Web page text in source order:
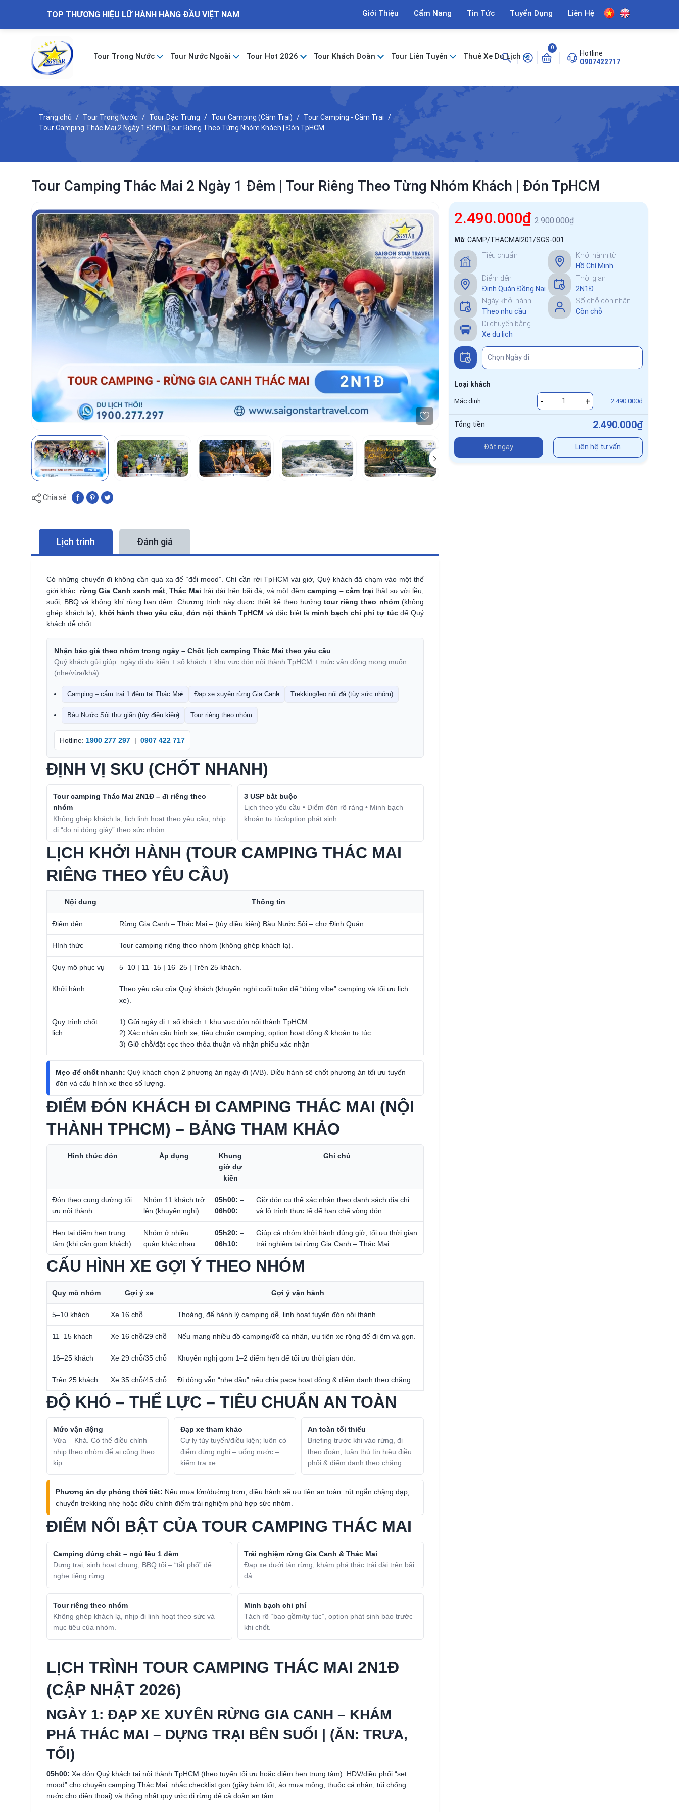
TOP THƯƠNG HIỆU LỮ HÀNH HÀNG ĐẦU VIỆT NAM Giới Thiệu Cẩm Nang Tin Tức Tuyển Dụng Liên Hệ
Tour Trong Nước Tour Nước Ngoài Tour Hot 2026 Tour Khách Đoàn Tour Liên Tuyến Thuê Xe Du Lịch
0
Hotline
0907422717
Trang chủ Tour Trong Nước Tour Đặc Trưng Tour Camping (Cắm Trại)
Tour Camping - Cắm Trại
Tour Camping Thác Mai 2 Ngày 1 Đêm | Tour Riêng Theo Từng Nhóm Khách | Đón TpHCM
Tour Camping Thác Mai 2 Ngày 1 Đêm | Tour Riêng Theo Từng Nhóm Khách | Đón TpHCM
Chia sẻ
Lịch trình Đánh giá
Có những chuyến đi không cần quá xa để “đổi mood”. Chỉ cần rời TpHCM vài giờ, Quý khách đã chạm vào một thế
giới khác: rừng Gia Canh xanh mát,Thác Mai trải dài trên bãi đá, và một đêmcamping – cắm trại thật sự với lều,
suối, BBQ và không khí rừng ban đêm. Chương trình này được thiết kế theo hướngtour riêng theo nhóm(không
ghép khách lạ), khởi hành theo yêu cầu,đón nội thành TpHCM và đặc biệt là minh bạch chi phí tự túcđể Quý
khách dễ chốt.
Nhận báo giá theo nhóm trong ngày – Chốt lịch camping Thác Mai theo yêu cầu
Quý khách gửi giúp: ngày đi dự kiến + số khách + khu vực đón nội thành TpHCM + mức vận động mong muốn
(nhẹ/vừa/khá).
Camping – cắm trại 1 đêm tại Thác Mai Đạp xe xuyên rừng Gia Canh Trekking/leo núi đá (tùy sức nhóm)
Bàu Nước Sôi thư giãn (tùy điều kiện) Tour riêng theo nhóm
Hotline: 1900 277 297 | 0907 422 717
ĐỊNH VỊ SKU (CHỐT NHANH)
Tour camping Thác Mai 2N1Đ – đi riêng theo
nhóm
Không ghép khách lạ, lịch linh hoạt theo yêu cầu, nhịp
đi “đo ni đóng giày” theo sức nhóm.
3 USP bắt buộc
Lịch theo yêu cầu • Điểm đón rõ ràng • Minh bạch
khoản tự túc/option phát sinh.
LỊCH KHỞI HÀNH (TOUR CAMPING THÁC MAI
RIÊNG THEO YÊU CẦU)
Nội dung Thông tin
Điểm đến Rừng Gia Canh – Thác Mai – (tùy điều kiện) Bàu Nước Sôi – chợ Định Quán.
Hình thức Tour camping riêng theo nhóm (không ghép khách lạ).
Quy mô phục vụ 5–10 | 11–15 | 16–25 | Trên 25 khách.
Khởi hành
Theo yêu cầu của Quý khách (khuyến nghị cuối tuần để “đúng vibe” camping và tối ưu lịch
xe).
Quy trình chốt
lịch
1) Gửi ngày đi + số khách + khu vực đón nội thành TpHCM
2) Xác nhận cấu hình xe, tiêu chuẩn camping, option hoạt động & khoản tự túc
3) Giữ chỗ/đặt cọc theo thỏa thuận và nhận phiếu xác nhận
Mẹo để chốt nhanh: Quý khách chọn 2 phương án ngày đi (A/B). Điều hành sẽ chốt phương án tối ưu tuyến
đón và cấu hình xe theo số lượng.
ĐIỂM ĐÓN KHÁCH ĐI CAMPING THÁC MAI (NỘI
THÀNH TPHCM) – BẢNG THAM KHẢO
Hình thức đón Áp dụng
Khung
giờ dự
kiến
Ghi chú
Đón theo cung đường tối
ưu nội thành
Nhóm 11 khách trở
lên (khuyến nghị)
05h00: –
06h00:
Giờ đón cụ thể xác nhận theo danh sách địa chỉ
và lộ trình thực tế để hạn chế vòng đón.
Hẹn tại điểm hẹn trung
tâm (khi cần gom khách)
Nhóm ở nhiều
quận khác nhau
05h20: –
06h10:
Giúp cả nhóm khởi hành đúng giờ, tối ưu thời gian
trải nghiệm tại rừng Gia Canh – Thác Mai.
CẤU HÌNH XE GỢI Ý THEO NHÓM
Quy mô nhóm Gợi ý xe Gợi ý vận hành
5–10 khách Xe 16 chỗ Thoáng, để hành lý camping dễ, linh hoạt tuyến đón nội thành.
11–15 khách Xe 16 chỗ/29 chỗ Nếu mang nhiều đồ camping/đồ cá nhân, ưu tiên xe rộng để đi êm và gọn.
16–25 khách Xe 29 chỗ/35 chỗ Khuyến nghị gom 1–2 điểm hẹn để tối ưu thời gian đón.
Trên 25 khách Xe 35 chỗ/45 chỗ Đi đông vẫn “nhẹ đầu” nếu chia pace hoạt động & điểm danh theo chặng.
ĐỘ KHÓ – THỂ LỰC – TIÊU CHUẨN AN TOÀN
Mức vận động
Vừa – Khá. Có thể điều chỉnh
nhịp theo nhóm để ai cũng theo
kịp.
Đạp xe tham khảo
Cự ly tùy tuyến/điều kiện; luôn có
điểm dừng nghỉ – uống nước –
kiểm tra xe.
An toàn tối thiểu
Briefing trước khi vào rừng, đi
theo đoàn, tuân thủ tín hiệu điều
phối & điểm danh theo chặng.
Phương án dự phòng thời tiết: Nếu mưa lớn/đường trơn, điều hành sẽ ưu tiên an toàn: rút ngắn chặng đạp,
chuyển trekking nhẹ hoặc điều chỉnh điểm trải nghiệm phù hợp sức nhóm.
ĐIỂM NỔI BẬT CỦA TOUR CAMPING THÁC MAI
Camping đúng chất – ngủ lều 1 đêm
Dựng trại, sinh hoạt chung, BBQ tối – “tắt phố” để
nghe tiếng rừng.
Trải nghiệm rừng Gia Canh & Thác Mai
Đạp xe dưới tán rừng, khám phá thác trải dài trên bãi
đá.
Tour riêng theo nhóm
Không ghép khách lạ, nhịp đi linh hoạt theo sức và
mục tiêu của nhóm.
Minh bạch chi phí
Tách rõ “bao gồm/tự túc”, option phát sinh báo trước
khi chốt.
LỊCH TRÌNH TOUR CAMPING THÁC MAI 2N1Đ
(CẬP NHẬT 2026)
NGÀY 1: ĐẠP XE XUYÊN RỪNG GIA CANH – KHÁM
PHÁ THÁC MAI – DỰNG TRẠI BÊN SUỐI | (ĂN: TRƯA,
TỐI)
05h00: Xe đón Quý khách tại nội thành TpHCM (theo tuyến tối ưu hoặc điểm hẹn trung tâm). HDV/điều phối “set
mood” cho chuyến camping Thác Mai: nhắc checklist gọn (giày bám tốt, áo mưa mỏng, thuốc cá nhân, túi chống
nước cho điện thoại) và thống nhất quy ước đi rừng để cả đoàn an tâm.
2.490.000₫2.900.000₫
Mã: CAMP/THACMAI201/SGS-001
Tiêu chuẩn
Khởi hành từ
Hồ Chí Minh
Điểm đến
Định Quán Đồng Nai
Thời gian
2N1Đ
Ngày khởi hành
Theo nhu cầu
Số chỗ còn nhận
Còn chỗ
Di chuyển bằng
Xe du lịch
Loại khách
Mặc định - + 2.490.000₫
Tổng tiền 2.490.000₫
Đặt ngay Liên hệ tư vấn